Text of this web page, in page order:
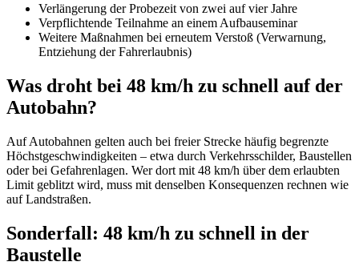
Verlängerung der Probezeit von zwei auf vier Jahre
Verpflichtende Teilnahme an einem Aufbauseminar
Weitere Maßnahmen bei erneutem Verstoß (Verwarnung,
Entziehung der Fahrerlaubnis)
Was droht bei 48 km/h zu schnell auf der
Autobahn?
Auf Autobahnen gelten auch bei freier Strecke häufig begrenzte
Höchstgeschwindigkeiten – etwa durch Verkehrsschilder, Baustellen
oder bei Gefahrenlagen. Wer dort mit 48 km/h über dem erlaubten
Limit geblitzt wird, muss mit denselben Konsequenzen rechnen wie
auf Landstraßen.
Sonderfall: 48 km/h zu schnell in der
Baustelle